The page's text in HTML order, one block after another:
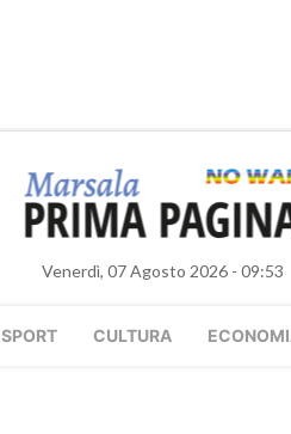
Venerdì, 07 Agosto 2026 - 09:53
SPORT CULTURA